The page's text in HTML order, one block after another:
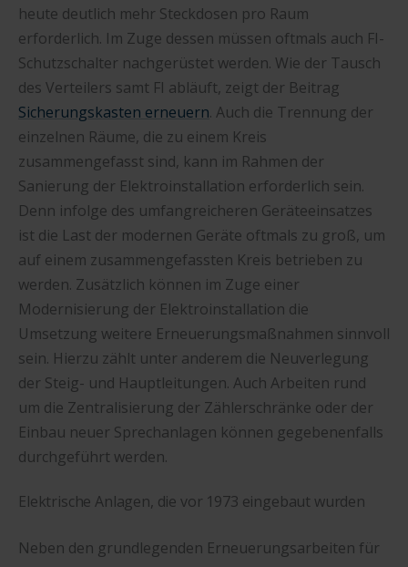
heute deutlich mehr Steckdosen pro Raum
erforderlich. Im Zuge dessen müssen oftmals auch FI-
Schutzschalter nachgerüstet werden. Wie der Tausch
des Verteilers samt FI abläuft, zeigt der Beitrag
Sicherungskasten erneuern. Auch die Trennung der
einzelnen Räume, die zu einem Kreis
zusammengefasst sind, kann im Rahmen der
Sanierung der Elektroinstallation erforderlich sein.
Denn infolge des umfangreicheren Geräteeinsatzes
ist die Last der modernen Geräte oftmals zu groß, um
auf einem zusammengefassten Kreis betrieben zu
werden. Zusätzlich können im Zuge einer
Modernisierung der Elektroinstallation die
Umsetzung weitere Erneuerungsmaßnahmen sinnvoll
sein. Hierzu zählt unter anderem die Neuverlegung
der Steig- und Hauptleitungen. Auch Arbeiten rund
um die Zentralisierung der Zählerschränke oder der
Einbau neuer Sprechanlagen können gegebenenfalls
durchgeführt werden.
Elektrische Anlagen, die vor 1973 eingebaut wurden
Neben den grundlegenden Erneuerungsarbeiten für